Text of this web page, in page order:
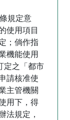
規定意
使用項目
；倘作指
機能使用
定之「都市
請核准使
主管機關
用下，得
法規定，